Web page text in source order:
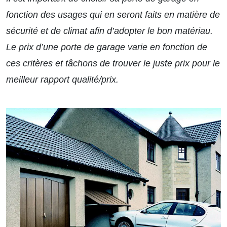
fonction des usages qui en seront faits en matière de
sécurité et de climat afin d’adopter le bon matériau.
Le prix d’une porte de garage varie en fonction de
ces critères et tâchons de trouver le juste prix pour le
meilleur rapport qualité/prix.